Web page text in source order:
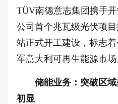
TÜV南德意志集团携手
公司首个兆瓦级光伏项
站正式开工建设，标志
军意大利可再生能源市场
储能业务：突破区
初显